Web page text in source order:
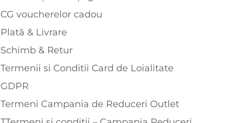
CG voucherelor cadou
Plată & Livrare
Schimb & Retur
Termenii si Conditii Card de Loialitate
GDPR
Termeni Campania de Reduceri Outlet